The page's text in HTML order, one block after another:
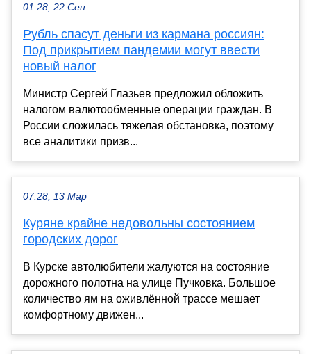
01:28, 22 Сен
Рубль спасут деньги из кармана россиян:
Под прикрытием пандемии могут ввести
новый налог
Министр Сергей Глазьев предложил обложить
налогом валютообменные операции граждан. В
России сложилась тяжелая обстановка, поэтому
все аналитики призв...
07:28, 13 Мар
Куряне крайне недовольны состоянием
городских дорог
В Курске автолюбители жалуются на состояние
дорожного полотна на улице Пучковка. Большое
количество ям на оживлённой трассе мешает
комфортному движен...